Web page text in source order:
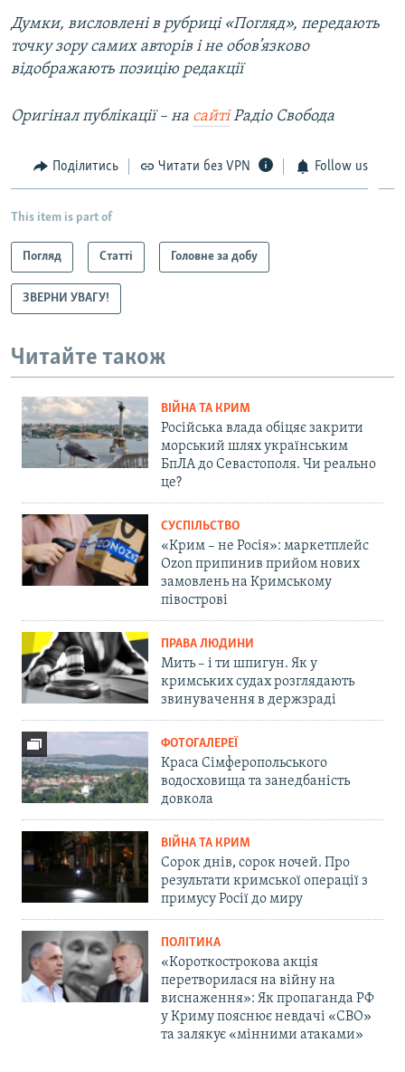
Думки, висловлені в рубриці «Погляд», передають
точку зору самих авторів і не обов’язково
відображають позицію редакції
Оригінал публікації – на сайтіРадіо Свобода
Поділитись Читати без VPN Follow us
This item is part of
Погляд Статті Головне за добу
ЗВЕРНИ УВАГУ!
Читайте також
ВІЙНА ТА КРИМ
Російська влада обіцяє закрити
морський шлях українським
БпЛА до Севастополя. Чи реально
це?
СУСПІЛЬСТВО
«Крим – не Росія»: маркетплейс
Ozon припинив прийом нових
замовлень на Кримському
півострові
ПРАВА ЛЮДИНИ
Мить – і ти шпигун. Як у
кримських судах розглядають
звинувачення в держзраді
ФОТОГАЛЕРЕЇ
Краса Сімферопольського
водосховища та занедбаність
довкола
ВІЙНА ТА КРИМ
Сорок днів, сорок ночей. Про
результати кримської операції з
примусу Росії до миру
ПОЛІТИКА
«Короткострокова акція
перетворилася на війну на
виснаження»: Як пропаганда РФ
у Криму пояснює невдачі «СВО»
та залякує «мінними атаками»